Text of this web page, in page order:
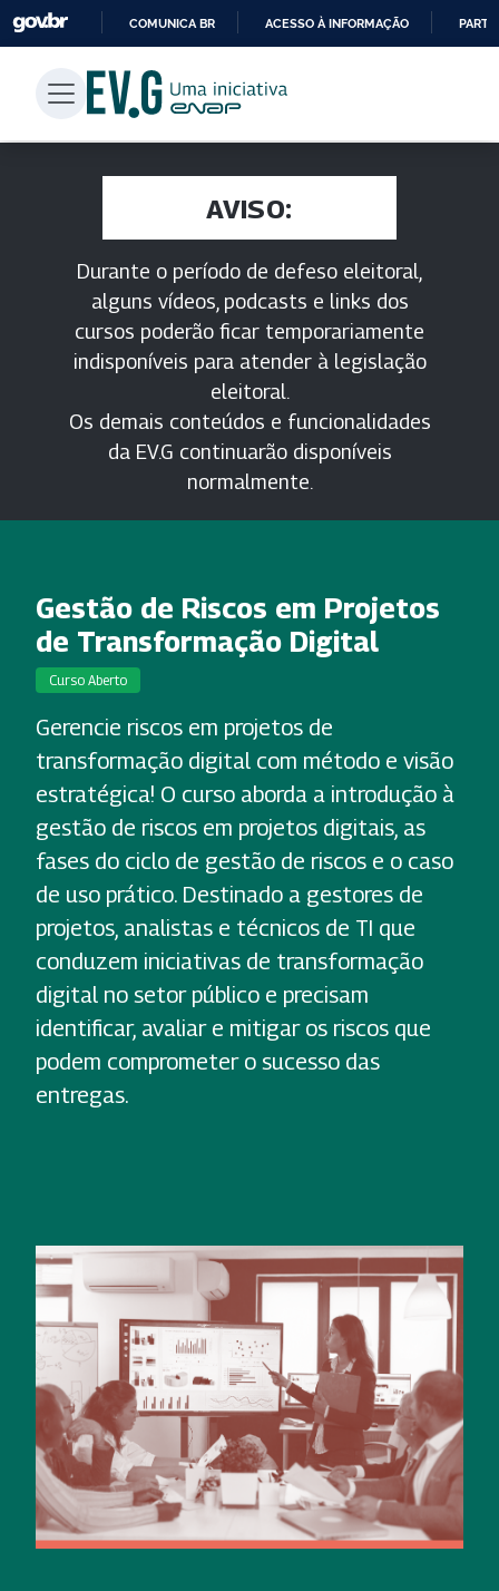
PARA
CONTEÚDO
COMUNICA BR ACESSO À INFORMAÇÃO
AVISO:
Durante o período de defeso eleitoral,
alguns vídeos, podcasts e links dos
cursos poderão ficar temporariamente
indisponíveis para atender à legislação
eleitoral.
Os demais conteúdos e funcionalidades
da EV.G continuarão disponíveis
normalmente.
Gestão de Riscos em Projetos
de Transformação Digital
Curso Aberto
Gerencie riscos em projetos de
transformação digital com método e visão
estratégica! O curso aborda a introdução à
gestão de riscos em projetos digitais, as
fases do ciclo de gestão de riscos e o caso
de uso prático. Destinado a gestores de
projetos, analistas e técnicos de TI que
conduzem iniciativas de transformação
digital no setor público e precisam
identificar, avaliar e mitigar os riscos que
podem comprometer o sucesso das
entregas.